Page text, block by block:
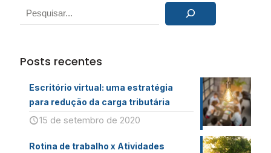
Pesquisar
Posts recentes
Escritório virtual: uma estratégia
para redução da carga tributária
15 de setembro de 2020
Rotina de trabalho x Atividades